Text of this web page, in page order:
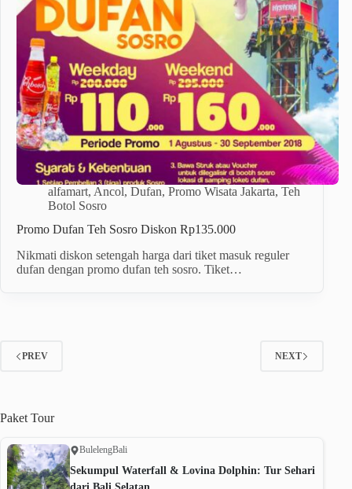
alfamart, Ancol, Dufan, Promo Wisata Jakarta, Teh
Botol Sosro
Promo Dufan Teh Sosro Diskon Rp135.000
Nikmati diskon setengah harga dari tiket masuk reguler
dufan dengan promo dufan teh sosro. Tiket…
PREV NEXT
Paket Tour
BulelengBali
Sekumpul Waterfall & Lovina Dolphin: Tur Sehari